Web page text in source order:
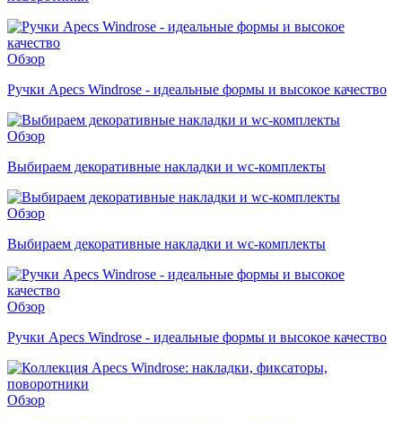
Обзор
Ручки Apecs Windrose - идеальные формы и высокое качество
Обзор
Выбираем декоративные накладки и wc-комплекты
Обзор
Выбираем декоративные накладки и wc-комплекты
Обзор
Ручки Apecs Windrose - идеальные формы и высокое качество
Обзор